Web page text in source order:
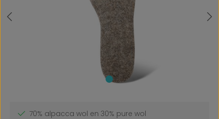
70% alpacca wol en 30% pure wol